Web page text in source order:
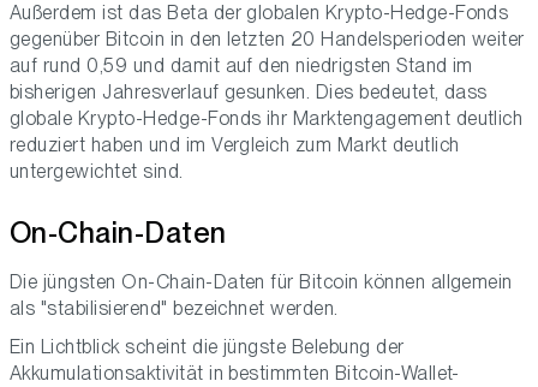
Außerdem ist das Beta der globalen Krypto-Hedge-Fonds
gegenüber Bitcoin in den letzten 20 Handelsperioden weiter
auf rund 0,59 und damit auf den niedrigsten Stand im
bisherigen Jahresverlauf gesunken. Dies bedeutet, dass
globale Krypto-Hedge-Fonds ihr Marktengagement deutlich
reduziert haben und im Vergleich zum Markt deutlich
untergewichtet sind.
On-Chain-Daten
Die jüngsten On-Chain-Daten für Bitcoin können allgemein
als "stabilisierend" bezeichnet werden.
Ein Lichtblick scheint die jüngste Belebung der
Akkumulationsaktivität in bestimmten Bitcoin-Wallet-